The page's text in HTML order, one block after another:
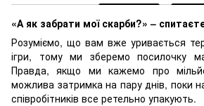
«А як забрати мої скарби?» –
Розуміємо, що вам вже уривається
ігри, тому ми зберемо посилочку
Правда, якщо ми кажемо про
можлива затримка на пару днів, поки
співробітників все ретельно упакують.